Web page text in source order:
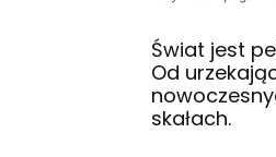
Świat jest
Od
skałach.